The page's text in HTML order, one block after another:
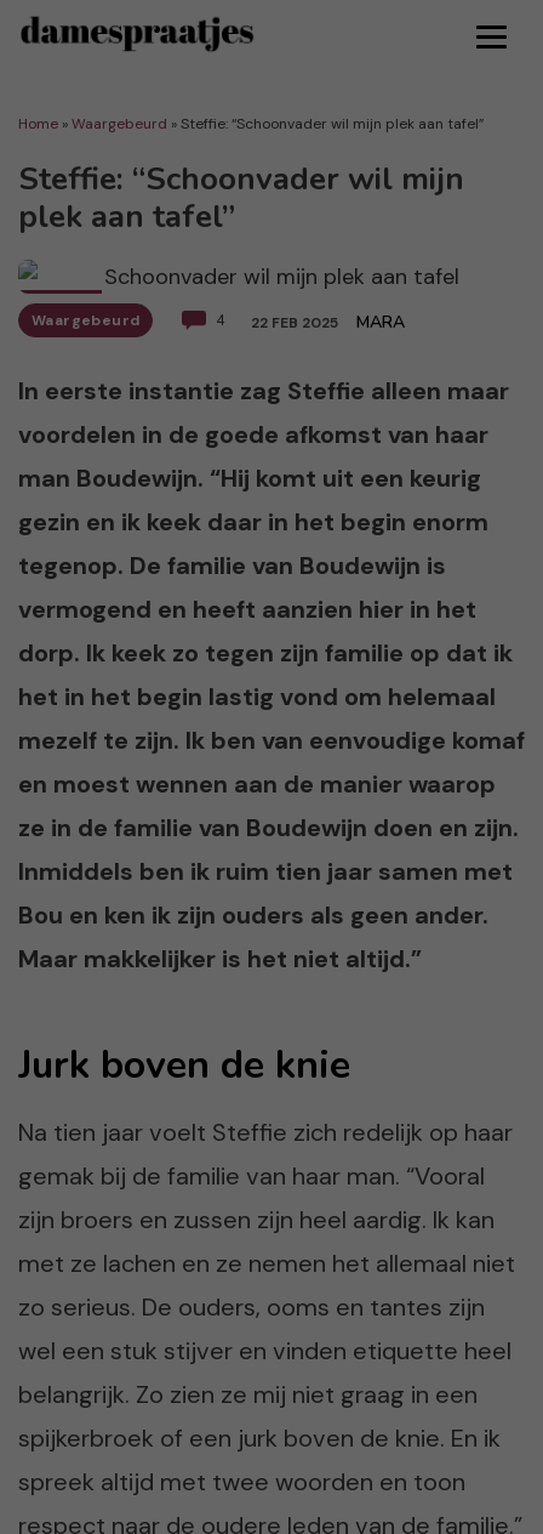
Home »Waargebeurd »Steffie: “Schoonvader wil mijn plek aan tafel”
Steffie: “Schoonvader wil mijn
plek aan tafel”
Waargebeurd 4 22 FEB 2025 MARA
In eerste instantie zag Steffie alleen maar
voordelen in de goede afkomst van haar
man Boudewijn. “Hij komt uit een keurig
gezin en ik keek daar in het begin enorm
tegenop. De familie van Boudewijn is
vermogend en heeft aanzien hier in het
dorp. Ik keek zo tegen zijn familie op dat ik
het in het begin lastig vond om helemaal
mezelf te zijn. Ik ben van eenvoudige komaf
en moest wennen aan de manier waarop
ze in de familie van Boudewijn doen en zijn.
Inmiddels ben ik ruim tien jaar samen met
Bou en ken ik zijn ouders als geen ander.
Maar makkelijker is het niet altijd.”
Jurk boven de knie
Na tien jaar voelt Steffie zich redelijk op haar
gemak bij de familie van haar man. “Vooral
zijn broers en zussen zijn heel aardig. Ik kan
met ze lachen en ze nemen het allemaal niet
zo serieus. De ouders, ooms en tantes zijn
wel een stuk stijver en vinden etiquette heel
belangrijk. Zo zien ze mij niet graag in een
spijkerbroek of een jurk boven de knie. En ik
spreek altijd met twee woorden en toon
respect naar de oudere leden van de familie.”